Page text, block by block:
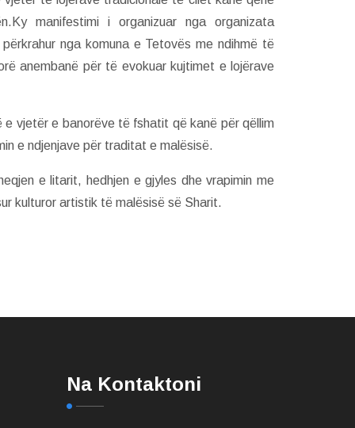
manifestimi i organizuar nga organizata
nga komuna e Tetovës me ndihmë të
anembanë për të evokuar kujtimet e lojërave
vjetër e banorëve të fshatit që kanë për qëllim
e ndjenjave për traditat e malësisë.
e litarit, hedhjen e gjyles dhe vrapimin me
kulturor artistik të malësisë së Sharit.
Na Kontaktoni